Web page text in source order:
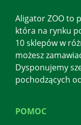
Aligator ZOO to
która na rynku
10 sklepów w
możesz
Dysponujemy
pochodzących
POMOC